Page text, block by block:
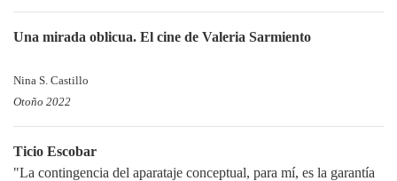
Una mirada oblicua. El cine de Valeria Sarmiento
Nina S. Castillo
Otoño 2022
Ticio Escobar
"La contingencia del aparataje conceptual, para mí, es la garantía